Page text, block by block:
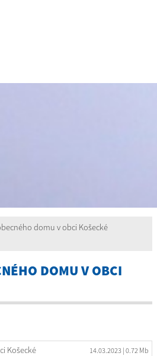
domu v obci Košecké
DOMU V OBCI
Košecké
14.03.2023 | 0.72 Mb